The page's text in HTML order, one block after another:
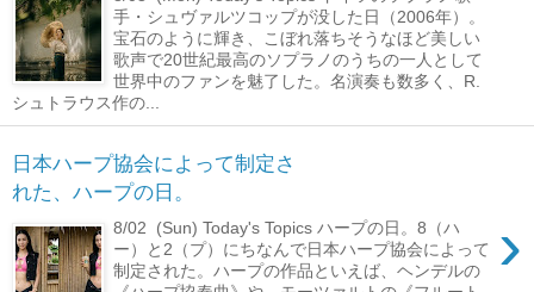
手・シュヴァルツコップが没した日（2006年）。
宝石のように輝き、こぼれ落ちそうなほど美しい
歌声で20世紀最高のソプラノのうちの一人として
世界中のファンを魅了した。名演奏も数多く、R.
シュトラウス作の...
日本ハープ協会によって制定さ
れた、ハープの日。
›
8/02 (Sun) Today's Topics ハープの日。8（ハ
ー）と2（プ）にちなんで日本ハープ協会によって
制定された。ハープの作品といえば、ヘンデルの